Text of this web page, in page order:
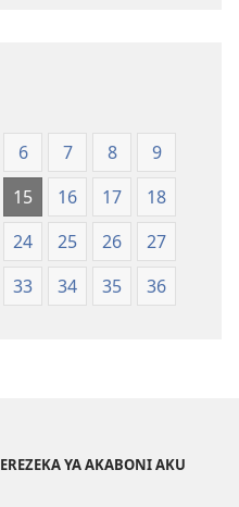
6 7 8
9
15 16 17
18
24 25 26
27
33 34 35 36
YA AKABONI AKU